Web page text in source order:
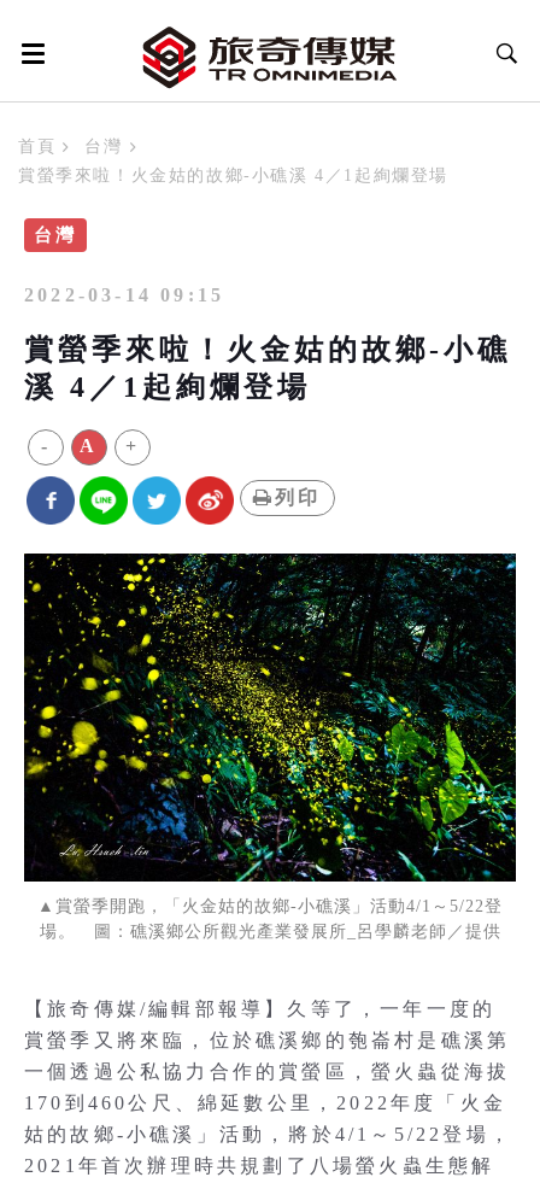
首頁
台灣
賞螢季來啦！火金姑的故鄉-小礁溪 4／1起絢爛登場
台灣
2022-03-14 09:15
賞螢季來啦！火金姑的故鄉-小礁
溪 4／1起絢爛登場
- A +
列印
▲賞螢季開跑，「火金姑的故鄉-小礁溪」活動4/1～5/22登
場。 圖：礁溪鄉公所觀光產業發展所_呂學麟老師／提供
【旅奇傳媒/編輯部報導】久等了，一年一度的
賞螢季又將來臨，位於礁溪鄉的匏崙村是礁溪第
一個透過公私協力合作的賞螢區，螢火蟲從海拔
170到460公尺、綿延數公里，2022年度「火金
姑的故鄉-小礁溪」活動，將於4/1～5/22登場，
2021年首次辦理時共規劃了八場螢火蟲生態解